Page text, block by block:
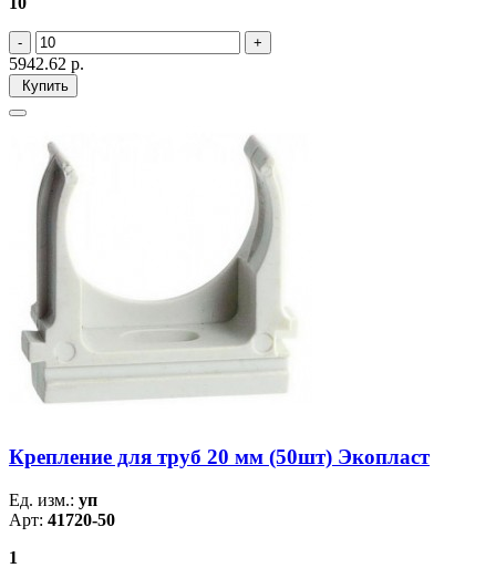
5942.62 р.
Купить
Крепление для труб 20 мм (50шт) Экопласт
Ед. изм.: уп
Арт: 41720-50
1